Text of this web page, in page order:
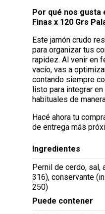
Por qué nos gusta
Finas x 120 Grs
Este jamón crudo
para organizar tus
rapidez. Al venir en
vacío, vas a
contando siempre
listo para integrar
habituales de
Hacé ahora tu
de entrega más
Ingredientes
Pernil de cerdo, sal,
316), conservante
250)
Puede contener